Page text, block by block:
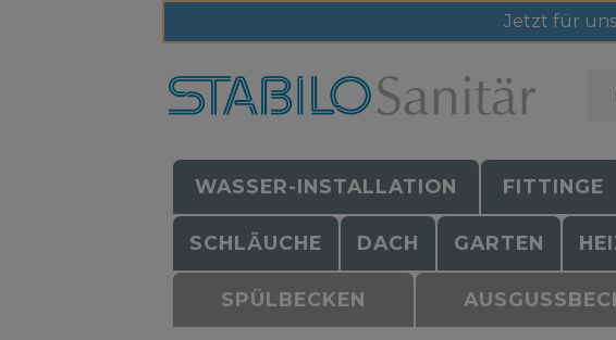
Jetzt für
WASSER-INSTALLATION FITTINGE
SCHLÄUCHE DACH GARTEN
SPÜLBECKEN